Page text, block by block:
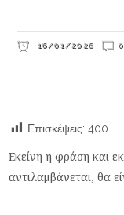
16/01/2026
Επισκέψεις: 400
Εκείνη η φράση και
αντιλαμβάνεται, θα